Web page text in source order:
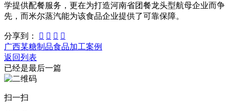
学提供配餐服务，更在为打造河南省团餐龙头型航母企业而争
先，而米尔蒸汽能为该食品企业提供了可靠保障。
分享到：    
广西某糖制品食品加工案例
返回列表
已经是最后一篇
扫一扫